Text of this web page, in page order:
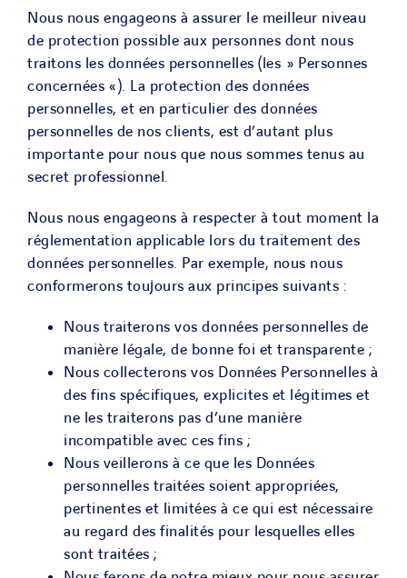
Nous nous engageons à assurer le meilleur niveau
de protection possible aux personnes dont nous
traitons les données personnelles (les » Personnes
concernées « ). La protection des données
personnelles, et en particulier des données
personnelles de nos clients, est d’autant plus
importante pour nous que nous sommes tenus au
secret professionnel.
Nous nous engageons à respecter à tout moment la
réglementation applicable lors du traitement des
données personnelles. Par exemple, nous nous
conformerons toujours aux principes suivants :
Nous traiterons vos données personnelles de
manière légale, de bonne foi et transparente ;
Nous collecterons vos Données Personnelles à
des fins spécifiques, explicites et légitimes et
ne les traiterons pas d’une manière
incompatible avec ces fins ;
Nous veillerons à ce que les Données
personnelles traitées soient appropriées,
pertinentes et limitées à ce qui est nécessaire
au regard des finalités pour lesquelles elles
sont traitées ;